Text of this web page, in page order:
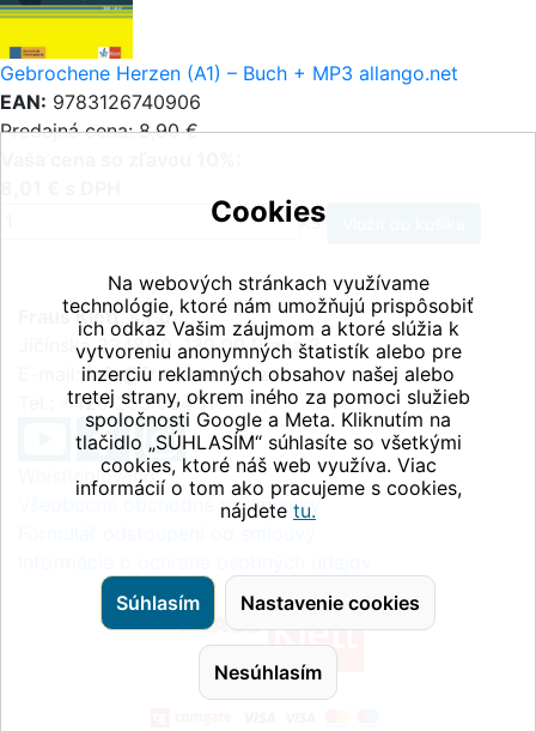
Gebrochene Herzen (A1) – Buch + MP3 allango.net
EAN: 9783126740906
Predajná cena: 8,90 €
ks
Fraus Klett, s.r.o.
Jičínská 2348/10, 130 00 Praha 3
E-mail:info@fraus-klett.cz
Tel.: +420 233 084 111
Whistleblowing
Všeobecné obchodné podmienky
Cookies
Na webových stránkach využívame
technológie, ktoré nám umožňujú prispôsobiť
ich odkaz Vašim záujmom a ktoré slúžia k
vytvoreniu anonymných štatistík alebo pre
inzerciu reklamných obsahov našej alebo
tretej strany, okrem iného za pomoci služieb
spoločnosti Google a Meta. Kliknutím na
tlačidlo „SÚHLASÍM“ súhlasíte so všetkými
cookies, ktoré náš web využíva. Viac
informácií o tom ako pracujeme s cookies,
nájdete tu.
Súhlasím Nastavenie cookies
Nesúhlasím